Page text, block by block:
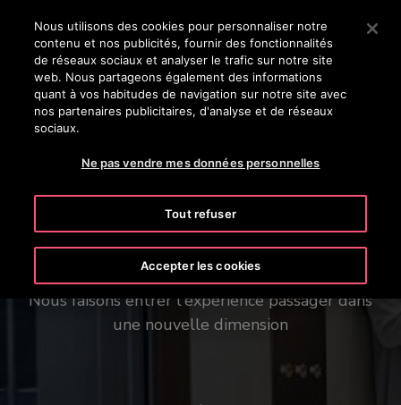
Appuyez sur Entrée pour passer au contenu principal
RECHERCHER
Nous révolutionnons vos
déplacements
Nous faisons entrer l'expérience passager dans
une nouvelle dimension
Nous utilisons des cookies pour personnaliser notre
contenu et nos publicités, fournir des fonctionnalités
de réseaux sociaux et analyser le trafic sur notre site
web. Nous partageons également des informations
quant à vos habitudes de navigation sur notre site avec
nos partenaires publicitaires, d'analyse et de réseaux
sociaux.
Ne pas vendre mes données personnelles
Tout refuser
Accepter les cookies